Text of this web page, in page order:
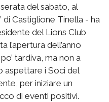
del sabato, al
di Castiglione Tinella - ha
del Lions Club
l’apertura dell’anno
tardiva, ma non a
aspettare i Soci del
per iniziare un
di eventi positivi.